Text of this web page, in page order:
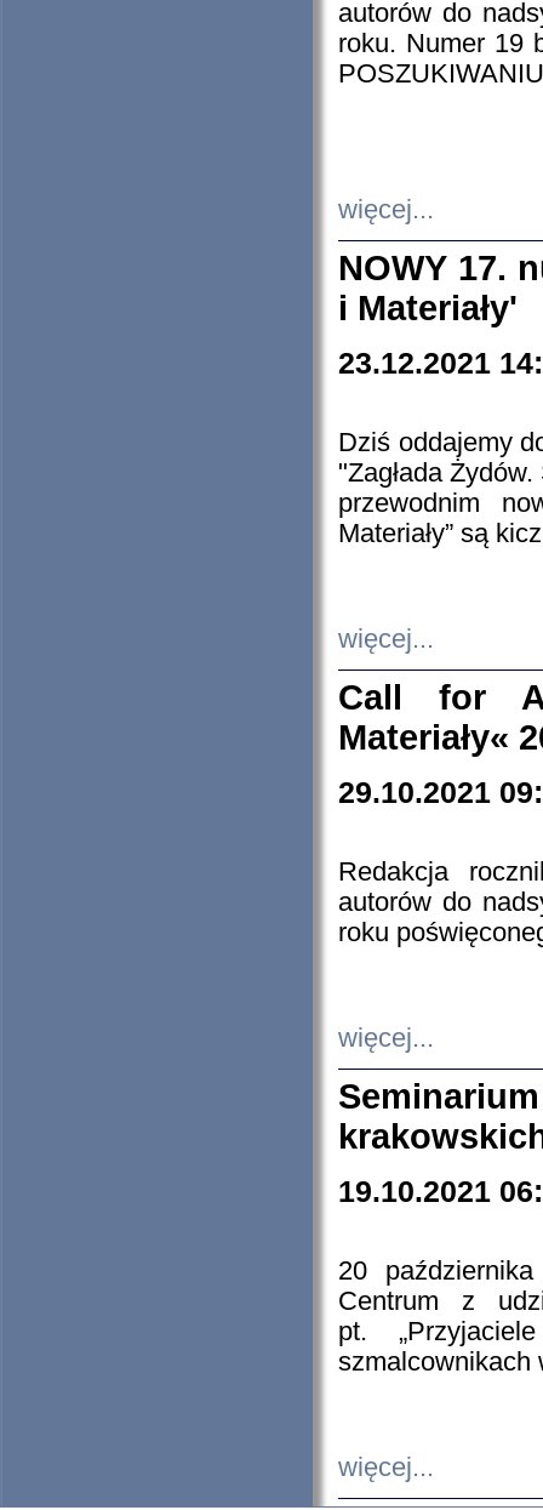
autorów do
roku. Numer 19
więcej...
NOWY 17.
i Materiały'
23.12.2021
Dziś oddajemy
"Zagłada
przewodnim
Materiały” są
więcej...
Call for
Materiały«
29.10.2021
Redakcja
autorów do
roku
więcej...
19.10.2021
20
Centrum z
pt.
szmalcownikach
więcej...